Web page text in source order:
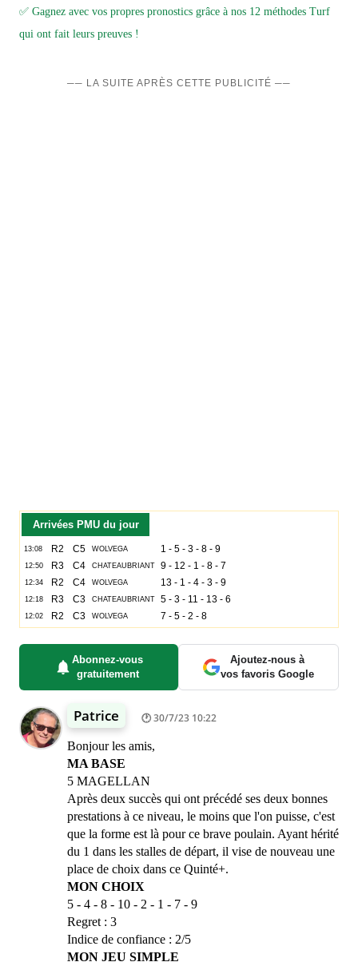
✅ Gagnez avec vos propres pronostics grâce à nos 12 méthodes Turf
qui ont fait leurs preuves !
── LA SUITE APRÈS CETTE PUBLICITÉ ──
Arrivées PMU du jour
Abonnez-vous
gratuitement
Ajoutez-nous à
vos favoris Google
Patrice 30/7/23 10:22
Bonjour les amis,
MA BASE
5 MAGELLAN
Après deux succès qui ont précédé ses deux bonnes
prestations à ce niveau, le moins que l'on puisse, c'est
que la forme est là pour ce brave poulain. Ayant hérité
du 1 dans les stalles de départ, il vise de nouveau une
place de choix dans ce Quinté+.
MON CHOIX
5 - 4 - 8 - 10 - 2 - 1 - 7 - 9
Regret : 3
Indice de confiance : 2/5
MON JEU SIMPLE